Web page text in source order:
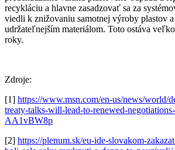
recykláciu a hlavne zasadzovať sa za
viedli k znižovaniu samotnej výroby plastov
udržateľnejším materiálom. Toto ostáva
roky.
Zdroje:
[1] https://www.msn.com/en-us/news/world/
treaty-talks-will-lead-to-renewed-
AA1vBW8p
[2] https://plenum.sk/eu-ide-slovakom-